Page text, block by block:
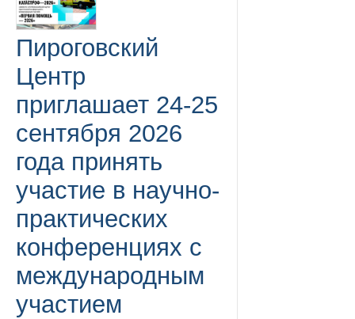
Пироговский
Центр
приглашает 24-25
сентября 2026
года принять
участие в научно-
практических
конференциях с
международным
участием